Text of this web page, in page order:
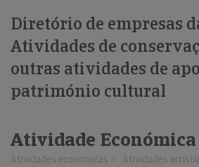
Diretório de empresas
Atividades de
outras atividades de
património cultural
Atividade Económica
Atividades económicas
Atividades